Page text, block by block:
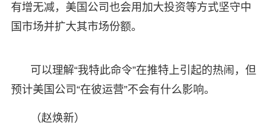
有增无减，美国公司也会用加大投资等方式坚守中
国市场并扩大其市场份额。
可以理解“我特此命令”在推特上引起的热闹，但
预计美国公司“在彼运营”不会有什么影响。
（赵焕新）